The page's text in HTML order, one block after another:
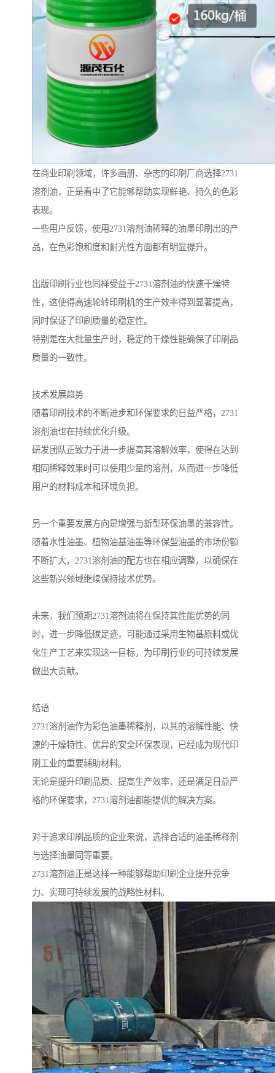
在商业印刷领域，许多画册、杂志的印刷厂商选择2731
溶剂油，正是看中了它能够帮助实现鲜艳、持久的色彩
表现。
一些用户反馈，使用2731溶剂油稀释的油墨印刷出的产
品，在色彩饱和度和耐光性方面都有明显提升。
出版印刷行业也同样受益于2731溶剂油的快速干燥特
性，这使得高速轮转印刷机的生产效率得到显著提高，
同时保证了印刷质量的稳定性。
特别是在大批量生产时，稳定的干燥性能确保了印刷品
质量的一致性。
技术发展趋势
随着印刷技术的不断进步和环保要求的日益严格，2731
溶剂油也在持续优化升级。
研发团队正致力于进一步提高其溶解效率，使得在达到
相同稀释效果时可以使用少量的溶剂，从而进一步降低
用户的材料成本和环境负担。
另一个重要发展方向是增强与新型环保油墨的兼容性。
随着水性油墨、植物油基油墨等环保型油墨的市场份额
不断扩大，2731溶剂油的配方也在相应调整，以确保在
这些新兴领域继续保持技术优势。
未来，我们预期2731溶剂油将在保持其性能优势的同
时，进一步降低碳足迹，可能通过采用生物基原料或优
化生产工艺来实现这一目标，为印刷行业的可持续发展
做出大贡献。
结语
2731溶剂油作为彩色油墨稀释剂，以其的溶解性能、快
速的干燥特性、优异的安全环保表现，已经成为现代印
刷工业的重要辅助材料。
无论是提升印刷品质、提高生产效率，还是满足日益严
格的环保要求，2731溶剂油都能提供的解决方案。
对于追求印刷品质的企业来说，选择合适的油墨稀释剂
与选择油墨同等重要。
2731溶剂油正是这样一种能够帮助印刷企业提升竞争
力、实现可持续发展的战略性材料。